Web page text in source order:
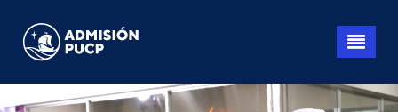
contenido
principal